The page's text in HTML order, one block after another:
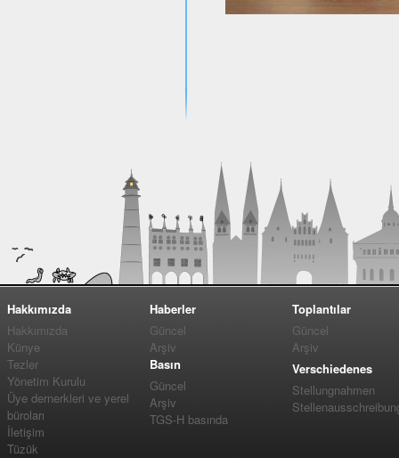
Hakkımızda
Hakkımızda
Künye
Tezler
Yönetim Kurulu
Üye dernerkleri ve yerel
büroları
İletişim
Tüzük
Haberler
Güncel
Arşiv
Basın
Güncel
Arşiv
TGS-H basında
Toplantılar
Güncel
Arşiv
Verschiedenes
Stellungnahmen